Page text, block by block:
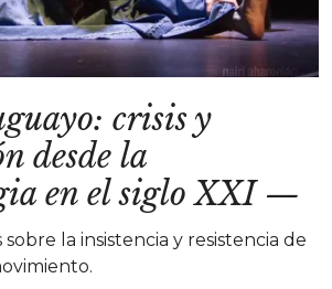
crisis y
desde la
en el siglo XXI—
la insistencia y resistencia de